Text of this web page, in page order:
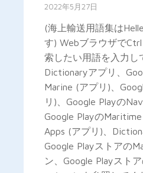
2022年5月27日
(海上輸送用語集は
す) Webブラウザで
索したい用語を入力し
Dictionaryアプリ、
Marine (アプリ)、
リ)、Google Playの
Google Playの
Apps (アプリ)、
Google Playストアの
ン、Google Playスト